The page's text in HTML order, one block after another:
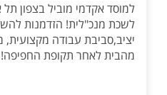
למוסד אקדמי מוביל בצפון
לשכת מנכ"לית! הזדמנות
יציב,סביבת עבודה מקצועית,
מהבית לאחר תקופת החפיפה!